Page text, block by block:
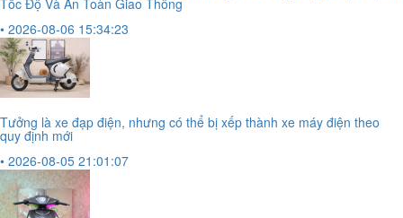
Tốc Độ Và An Toàn Giao Thông
• 2026-08-06 15:34:23
Tưởng là xe đạp điện, nhưng có thể bị xếp thành xe máy điện theo
quy định mới
• 2026-08-05 21:01:07